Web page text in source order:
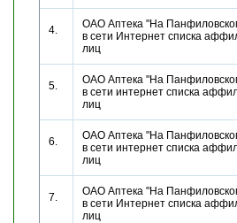
4.
ОАО Аптека "На
в сети Интернет списка
лиц
5.
ОАО Аптека "На
в сети интернет списка
лиц
6.
ОАО Аптека "На
в сети интернет списка
лиц
7.
ОАО Аптека "На
в сети Интернет списка
лиц